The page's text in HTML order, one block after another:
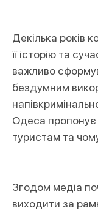
Декілька років
її історію та
важливо
бездумним
Одеса пропонує
туристам та
Згодом медіа
виходити за